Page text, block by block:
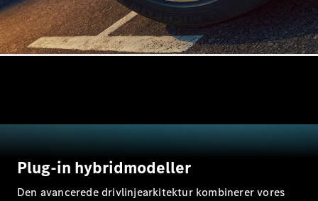
Konfigurator
Mercedes-
Benz Online
Showroom
A-Klasse
Plug-in hybridmodeller
Den avancerede drivlinjearkitektur kombinerer vores